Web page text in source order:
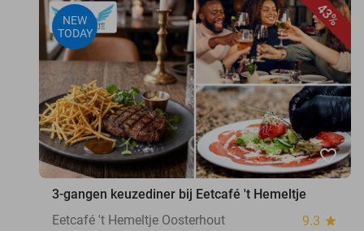
43%
NEW
TODAY
favorite_border
3-gangen keuzediner bij Eetcafé 't Hemeltje
Eetcafé 't Hemeltje Oosterhout
9.3 star